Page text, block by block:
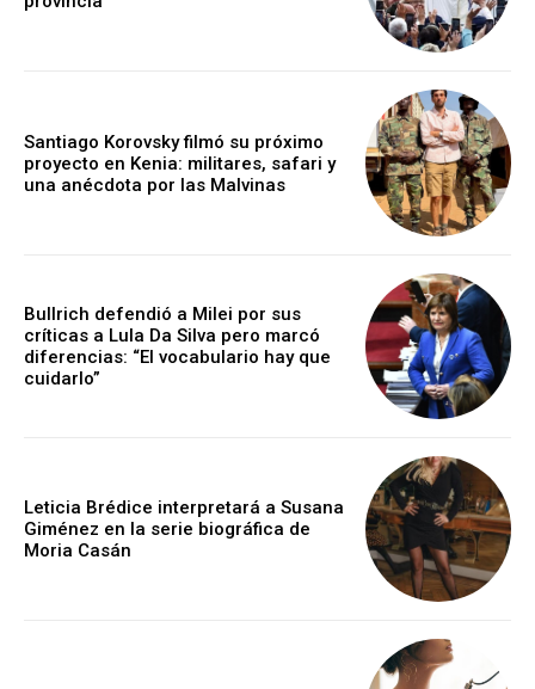
Santiago Korovsky filmó su próximo
proyecto en Kenia: militares, safari y
una anécdota por las Malvinas
Bullrich defendió a Milei por sus
críticas a Lula Da Silva pero marcó
diferencias: “El vocabulario hay que
cuidarlo”
Leticia Brédice interpretará a Susana
Giménez en la serie biográfica de
Moria Casán